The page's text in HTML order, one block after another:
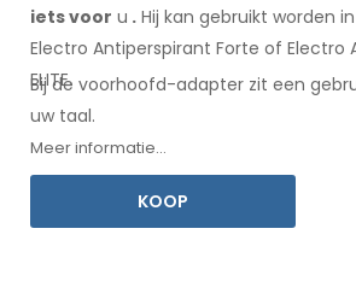
iets voor u . Hij kan gebruikt worden
Electro Antiperspirant Forte of Electro
ELITE.
Bij de voorhoofd-adapter zit een
uw taal.
Meer informatie...
KOOP